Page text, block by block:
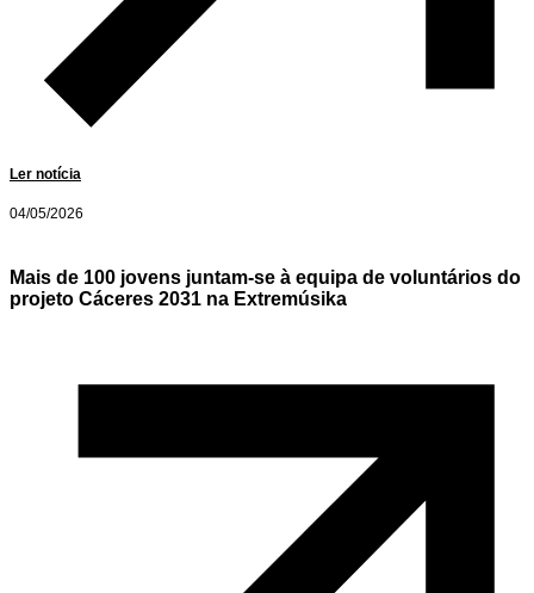
Ler notícia
04/05/2026
Mais de 100 jovens juntam-se à equipa de voluntários do
projeto Cáceres 2031 na Extremúsika